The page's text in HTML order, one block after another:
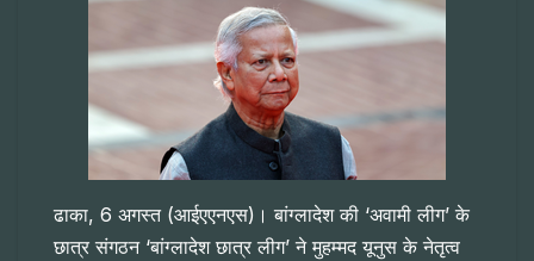
ढाका, 6 अगस्त (आईएएनएस)। बांग्लादेश की ‘अवामी लीग’ के
छात्र संगठन ‘बांग्लादेश छात्र लीग’ ने मुहम्मद यूनुस के नेतृत्व